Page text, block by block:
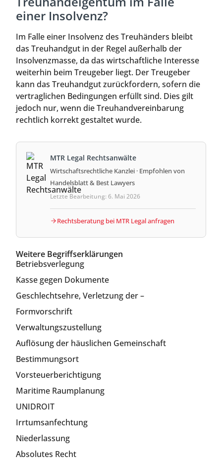
einer Insolvenz?
Im Falle einer Insolvenz des Treuhänders bleibt
das Treuhandgut in der Regel außerhalb der
Insolvenzmasse, da das wirtschaftliche Interesse
weiterhin beim Treugeber liegt. Der Treugeber
kann das Treuhandgut zurückfordern, sofern die
vertraglichen Bedingungen erfüllt sind. Dies gilt
jedoch nur, wenn die Treuhandvereinbarung
rechtlich korrekt gestaltet wurde.
MTR Legal Rechtsanwälte
Wirtschaftsrechtliche Kanzlei · Empfohlen von
Handelsblatt & Best Lawyers
Letzte Bearbeitung: 6. Mai 2026
Rechtsberatung bei MTR Legal anfragen
Weitere Begriffserklärungen
Betriebsverlegung
Kasse gegen Dokumente
Geschlechtsehre, Verletzung der –
Formvorschrift
Verwaltungszustellung
Auflösung der häuslichen Gemeinschaft
Bestimmungsort
Vorsteuerberichtigung
Maritime Raumplanung
UNIDROIT
Irrtumsanfechtung
Niederlassung
Absolutes Recht